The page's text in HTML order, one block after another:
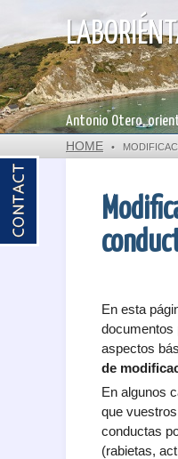
Antonio Otero,
HOME •
En esta
documentos
aspectos
de
En algunos
que
conductas
(rabietas,